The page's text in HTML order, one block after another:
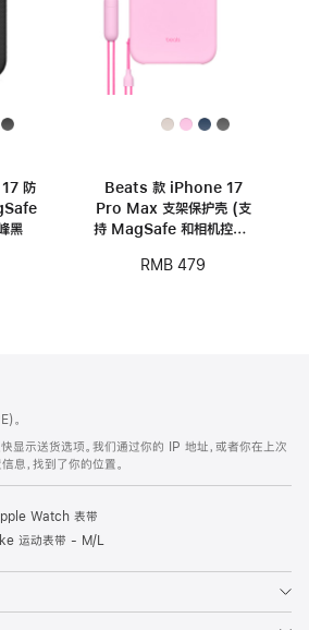
防
黑
Beats 款 iPhone 17
Pro Max 支架保护壳 (支
持 MagSafe 和相机控制)
RMB 479
。
显示送货选项。我们通过你的 IP 地址，或者你在上次
，找到了你的位置。
Watch 表带
运动表带 - M/L